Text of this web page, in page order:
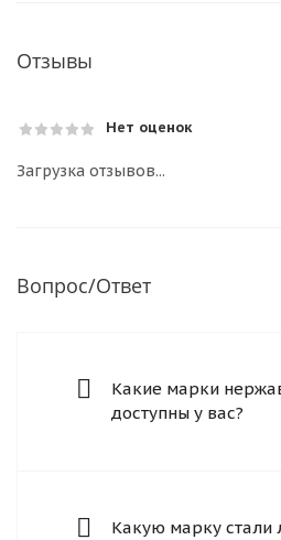
Отзывы
Нет оценок
Загрузка отзывов...
Вопрос/Ответ
Какие марки
доступны у вас?
Какую марку стали